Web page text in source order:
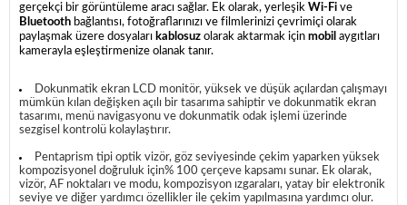
gerçekçi bir görüntüleme aracı sağlar. Ek olarak, yerleşik Wi-Fi ve
Bluetooth bağlantısı, fotoğraflarınızı ve filmlerinizi çevrimiçi olarak
paylaşmak üzere dosyaları kablosuz olarak aktarmak için mobil aygıtları
kamerayla eşleştirmenize olanak tanır.
Dokunmatik ekran LCD monitör, yüksek ve düşük açılardan çalışmayı
mümkün kılan değişken açılı bir tasarıma sahiptir ve dokunmatik ekran
tasarımı, menü navigasyonu ve dokunmatik odak işlemi üzerinde
sezgisel kontrolü kolaylaştırır.
Pentaprism tipi optik vizör, göz seviyesinde çekim yaparken yüksek
kompozisyonel doğruluk için% 100 çerçeve kapsamı sunar. Ek olarak,
vizör, AF noktaları ve modu, kompozisyon ızgaraları, yatay bir elektronik
seviye ve diğer yardımcı özellikler ile çekim yapılmasına yardımcı olur.